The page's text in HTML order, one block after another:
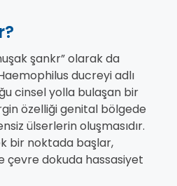
şankr” olarak da
ducreyi adlı
cinsel yolla bulaşan bir
özelliği genital bölgede
ülserlerin oluşmasıdır.
bir noktada başlar,
çevre dokuda hassasiyet